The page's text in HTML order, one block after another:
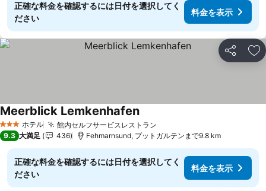
正確な料金を確認するには日付を選択してく
ださい
料金を表示
シェア お
3 ホテルのランク
ホテル 館内セルフサービスレストラン
Meerblick Lemkenhafen料金を表示
9.3 大満足 436 Fehmarnsund, プットガルテンまで9.8 km
正確な料金を確認するには日付を選択してく
ださい
料金を表示